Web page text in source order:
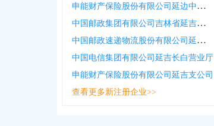
申能财产保险股份有限公司延边中心支公司
中国邮政集团有限公司吉林省延吉市牛市邮政支局
中国邮政速递物流股份有限公司延边州分公司延东营业部
中国电信集团有限公司延吉长白营业厅
申能财产保险股份有限公司延吉支公司
查看更多新注册企业>>